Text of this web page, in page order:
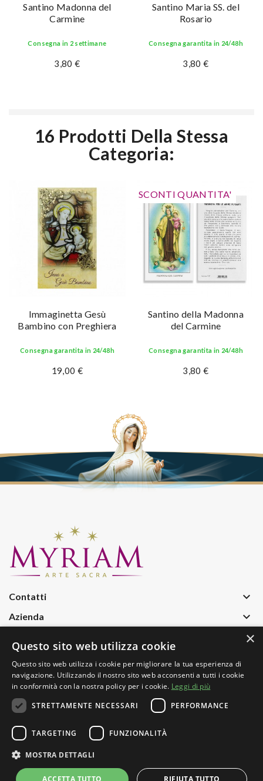
Santino Madonna del
Carmine
Consegna in 2 settimane
3,80 €
Santino Maria SS. del
Rosario
Consegna garantita in 24/48h
3,80 €
16 Prodotti Della Stessa
Categoria:
Immaginetta Gesù
Bambino con Preghiera
Consegna garantita in 24/48h
19,00 €
SCONTI QUANTITA'
Santino della Madonna
del Carmine
Consegna garantita in 24/48h
3,80 €
Contatti keyboard_arrow_down
Azienda keyboard_arrow_down
keyboard_arrow_down
Copyright © 2025Myriam Arte Sacra di Albanese Pasquale Pio
×
Questo sito web utilizza cookie
Questo sito web utilizza i cookie per migliorare la tua esperienza di
navigazione. Utilizzando il nostro sito web acconsenti a tutti i cookie
in conformità con la nostra policy per i cookie. Leggi di più
STRETTAMENTE NECESSARI
PERFORMANCE
TARGETING FUNZIONALITÀ
MOSTRA DETTAGLI
ACCETTA TUTTO RIFIUTA TUTTO